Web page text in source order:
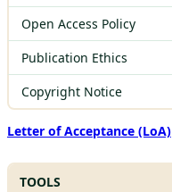
Open Access Policy
Publication Ethics
Copyright Notice
Letter of Acceptance (LoA)
TOOLS